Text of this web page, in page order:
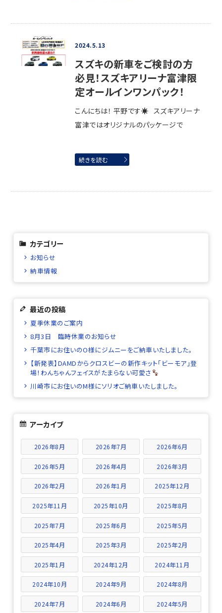
2024.5.13
スズキの新車をご検討の方
必見！スズキアリーナ富津限
定オールインワンパック！
こんにちは！ 平野です☀ スズキアリーナ
富津ではオリジナルのパッケージで
続きを読む
カテゴリー
お知らせ
納車情報
最近の投稿
夏季休業のご案内
8月3日 臨時休業のお知らせ
千葉市にお住いのO様にジムニーをご納車いたしました。
【新発表】DAMDからクロスビーの新作キット「ビーモア」登
場！わんちゃんフェイスがたまらない可愛さ
川崎市にお住いのM様にソリオご納車いたしました。
アーカイブ
2026年8月 2026年7月 2026年6月
2026年5月 2026年4月 2026年3月
2026年2月 2026年1月 2025年12月
2025年11月 2025年10月 2025年8月
2025年7月 2025年6月 2025年5月
2025年4月 2025年3月 2025年2月
2025年1月 2024年12月 2024年11月
2024年10月 2024年9月 2024年8月
2024年7月 2024年6月 2024年5月